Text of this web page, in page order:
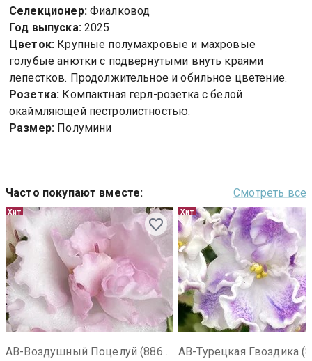
Селекционер: Фиалковод
Год выпуска: 2025
Цветок: Крупные полумахровые и махровые
голубые анютки с подвернутыми внуть краями
лепестков. Продолжительное и обильное цветение.
Розетка: Компактная герл-розетка с белой
окаймляющей пестролистностью.
Размер: Полумини
Часто покупают вместе: Смотреть все
Хит
АВ-Воздушный Поцелуй (886-23)
Хит